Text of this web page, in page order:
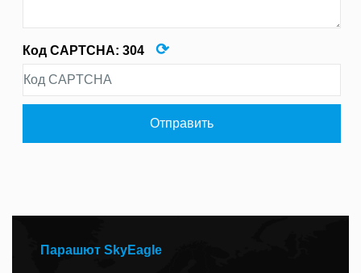
Код CAPTCHA: 304 ⟳
Отправить
Парашют SkyEagle